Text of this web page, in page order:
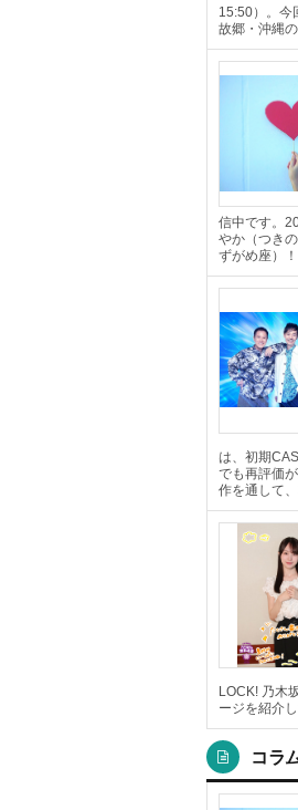
15:50）。今
故郷・沖縄
信中です。
やか（つき
ずがめ座）
は、初期
でも再評価
作を通して
LOCK! 乃木
ージを紹介
コラ